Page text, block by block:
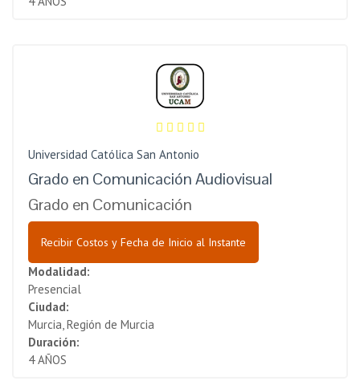
Universidad Católica San Antonio
Grado en Comunicación Audiovisual
Grado en Comunicación
Recibir Costos y Fecha de Inicio al Instante
Modalidad:
Presencial
Ciudad:
Murcia, Región de Murcia
Duración:
4 AÑOS